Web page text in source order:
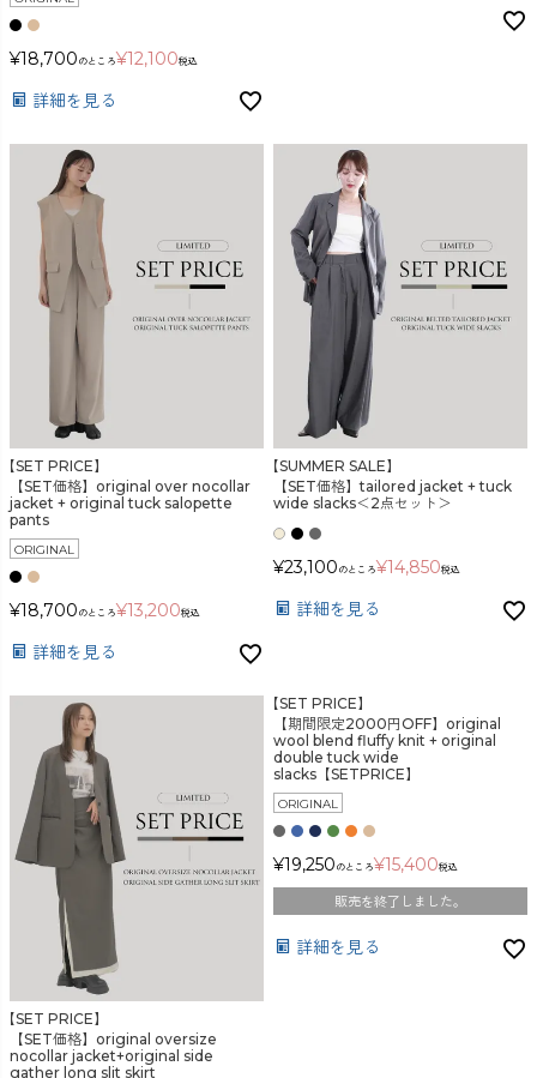
¥18,700 のところ¥12,100税込
詳細を見る
【SET PRICE】
【SET価格】original over nocollar
jacket + original tuck salopette
pants
ORIGINAL
¥18,700 のところ¥13,200税込
詳細を見る
【SUMMER SALE】
【SET価格】tailored jacket + tuck
wide slacks＜2点セット＞
¥23,100 のところ¥14,850税込
詳細を見る
【SET PRICE】
【SET価格】original oversize
nocollar jacket+original side
gather long slit skirt
【SET PRICE】
【期間限定2000円OFF】original
wool blend fluffy knit + original
double tuck wide
slacks【SETPRICE】
ORIGINAL
¥19,250 のところ¥15,400税込
販売を終了しました。
詳細を見る